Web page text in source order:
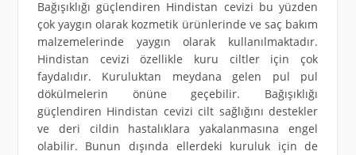
Bağışıklığı güçlendiren Hindistan cevizi bu yüzden
çok yaygın olarak kozmetik ürünlerinde ve saç bakım
malzemelerinde yaygın olarak kullanılmaktadır.
Hindistan cevizi özellikle kuru ciltler için çok
faydalıdır. Kuruluktan meydana gelen pul pul
dökülmelerin önüne geçebilir. Bağışıklığı
güçlendiren Hindistan cevizi cilt sağlığını destekler
ve deri cildin hastalıklara yakalanmasına engel
olabilir. Bunun dışında ellerdeki kuruluk için de